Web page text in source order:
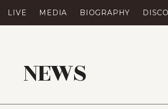
LIVE MEDIA BIOGRAPHY
NEWS